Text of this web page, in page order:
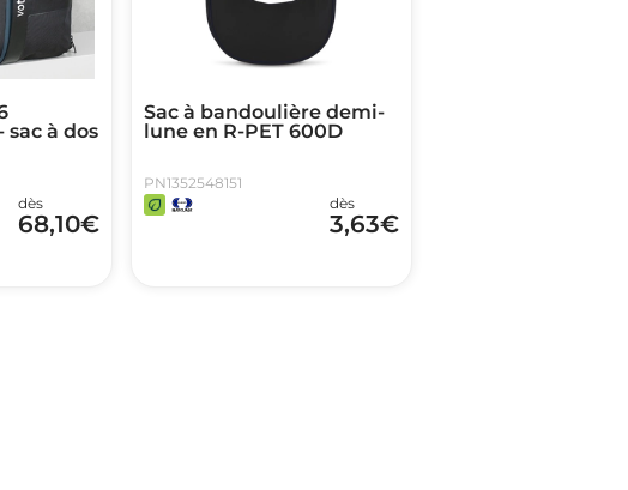
sac à dos
dès
68,10€
Sac à bandoulière demi-
lune en R-PET 600D
PN1352548151
dès
3,63€